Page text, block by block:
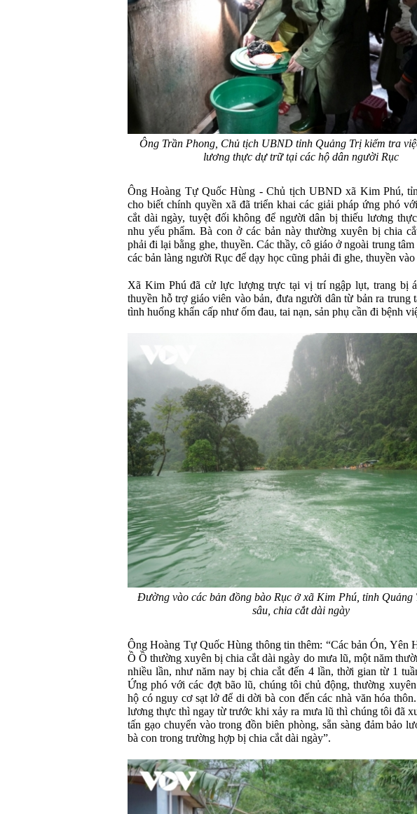
Ông Trần Phong, Chủ tịch UBND tỉnh Quảng Trị kiểm tra
lương thực dự trữ tại các hộ dân người Rục
Ông Hoàng Tự Quốc Hùng - Chủ tịch UBND xã Kim Phú,
cho biết chính quyền xã đã triển khai các giải pháp ứng phó
cắt dài ngày, tuyệt đối không để người dân bị thiếu lương
nhu yếu phẩm. Bà con ở các bản này thường xuyên bị chia
phải đi lại bằng ghe, thuyền. Các thầy, cô giáo ở ngoài trung
các bản làng người Rục để dạy học cũng phải đi ghe, thuyền vào
Xã Kim Phú đã cử lực lượng trực tại vị trí ngập lụt, trang bị
thuyền hỗ trợ giáo viên vào bản, đưa người dân từ bản ra trung
tình huống khẩn cấp như ốm đau, tai nạn, sản phụ cần đi bệnh
Đường vào các bản đồng bào Rục ở xã Kim Phú, tỉnh Quảng
sâu, chia cắt dài ngày
Ông Hoàng Tự Quốc Hùng thông tin thêm: “Các bản Ón, Yên
Ồ Ồ thường xuyên bị chia cắt dài ngày do mưa lũ, một năm
nhiều lần, như năm nay bị chia cắt đến 4 lần, thời gian từ 1
Ứng phó với các đợt bão lũ, chúng tôi chủ động, thường
hộ có nguy cơ sạt lở để di dời bà con đến các nhà văn hóa
lương thực thì ngay từ trước khi xảy ra mưa lũ thì chúng tôi đã
tấn gạo chuyển vào trong đồn biên phòng, sẵn sàng đảm bảo
bà con trong trường hợp bị chia cắt dài ngày”.